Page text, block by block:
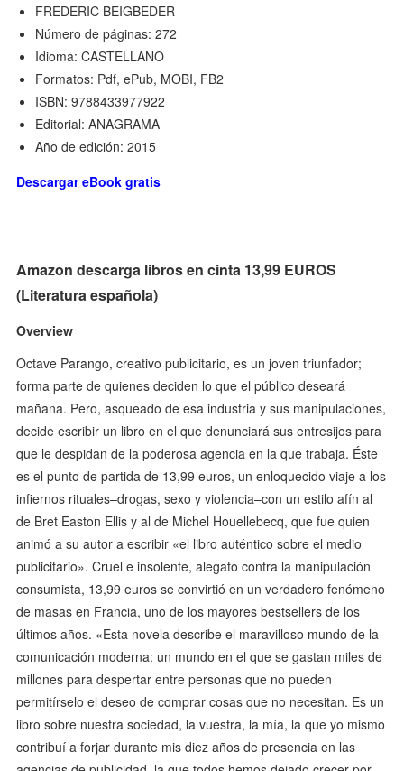
FREDERIC BEIGBEDER
Número de páginas: 272
Idioma: CASTELLANO
Formatos: Pdf, ePub, MOBI, FB2
ISBN: 9788433977922
Editorial: ANAGRAMA
Año de edición: 2015
Descargar eBook gratis
Amazon descarga libros en cinta 13,99 EUROS
(Literatura española)
Overview
Octave Parango, creativo publicitario, es un joven triunfador;
forma parte de quienes deciden lo que el público deseará
mañana. Pero, asqueado de esa industria y sus manipulaciones,
decide escribir un libro en el que denunciará sus entresijos para
que le despidan de la poderosa agencia en la que trabaja. Éste
es el punto de partida de 13,99 euros, un enloquecido viaje a los
infiernos rituales–drogas, sexo y violencia–con un estilo afín al
de Bret Easton Ellis y al de Michel Houellebecq, que fue quien
animó a su autor a escribir «el libro auténtico sobre el medio
publicitario». Cruel e insolente, alegato contra la manipulación
consumista, 13,99 euros se convirtió en un verdadero fenómeno
de masas en Francia, uno de los mayores bestsellers de los
últimos años. «Esta novela describe el maravilloso mundo de la
comunicación moderna: un mundo en el que se gastan miles de
millones para despertar entre personas que no pueden
permitírselo el deseo de comprar cosas que no necesitan. Es un
libro sobre nuestra sociedad, la vuestra, la mía, la que yo mismo
contribuí a forjar durante mis diez años de presencia en las